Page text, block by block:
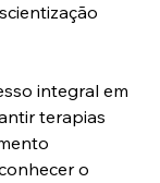
integral em
terapias
o